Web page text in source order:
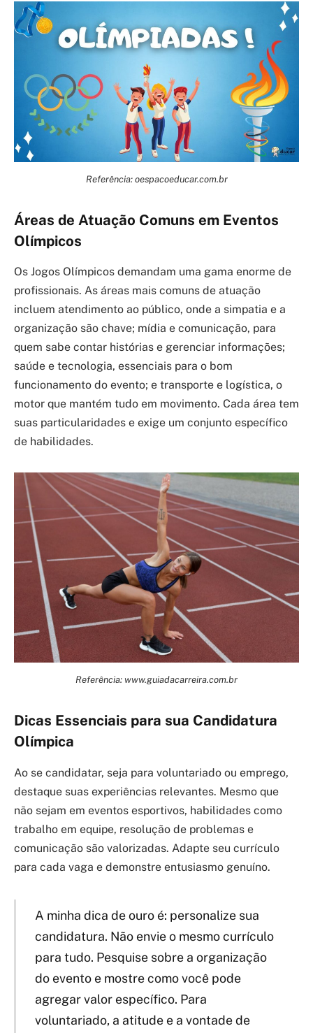
Referência: oespacoeducar.com.br
Áreas de Atuação Comuns em Eventos
Olímpicos
Os Jogos Olímpicos demandam uma gama enorme de
profissionais. As áreas mais comuns de atuação
incluem atendimento ao público, onde a simpatia e a
organização são chave; mídia e comunicação, para
quem sabe contar histórias e gerenciar informações;
saúde e tecnologia, essenciais para o bom
funcionamento do evento; e transporte e logística, o
motor que mantém tudo em movimento. Cada área tem
suas particularidades e exige um conjunto específico
de habilidades.
Referência: www.guiadacarreira.com.br
Dicas Essenciais para sua Candidatura
Olímpica
Ao se candidatar, seja para voluntariado ou emprego,
destaque suas experiências relevantes. Mesmo que
não sejam em eventos esportivos, habilidades como
trabalho em equipe, resolução de problemas e
comunicação são valorizadas. Adapte seu currículo
para cada vaga e demonstre entusiasmo genuíno.
A minha dica de ouro é: personalize sua
candidatura. Não envie o mesmo currículo
para tudo. Pesquise sobre a organização
do evento e mostre como você pode
agregar valor específico. Para
voluntariado, a atitude e a vontade de